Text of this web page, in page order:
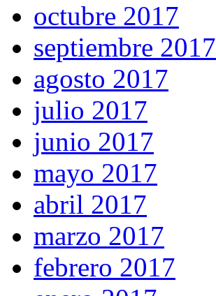
octubre 2017
septiembre 2017
agosto 2017
julio 2017
junio 2017
mayo 2017
abril 2017
marzo 2017
febrero 2017